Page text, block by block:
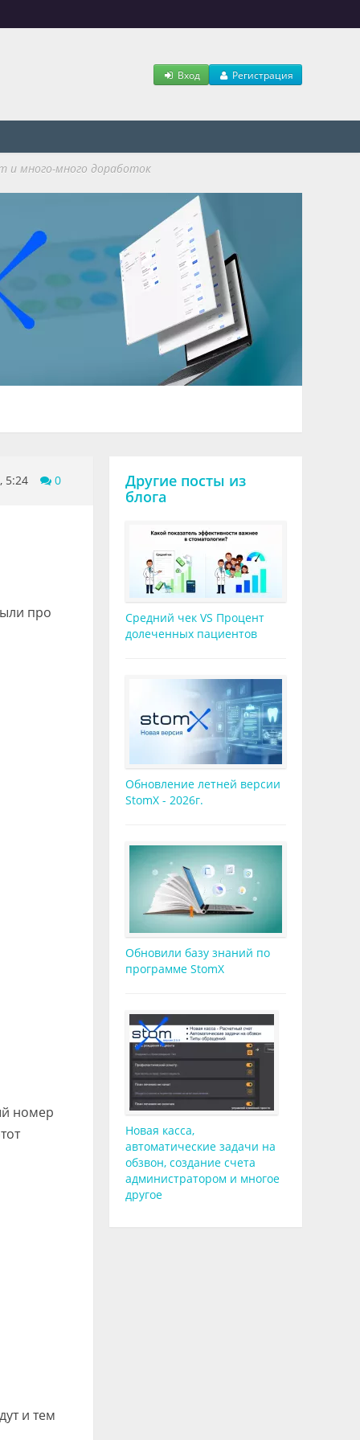
Вход Регистрация
и много-много доработок
5:24 0
про
номер
и тем
Другие посты из
блога
Средний чек VS Процент
долеченных пациентов
Обновление летней версии
StomX - 2026г.
Обновили базу знаний по
программе StomX
Новая касса,
автоматические задачи на
обзвон, создание счета
администратором и многое
другое